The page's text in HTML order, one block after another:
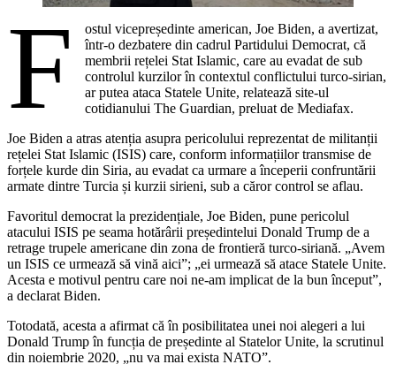
F
ostul vicepreședinte american, Joe Biden, a avertizat,
într-o dezbatere din cadrul Partidului Democrat, că
membrii rețelei Stat Islamic, care au evadat de sub
controlul kurzilor în contextul conflictului turco-sirian,
ar putea ataca Statele Unite, relatează site-ul
cotidianului The Guardian, preluat de Mediafax.
Joe Biden a atras atenția asupra pericolului reprezentat de militanții
rețelei Stat Islamic (ISIS) care, conform informațiilor transmise de
forțele kurde din Siria, au evadat ca urmare a începerii confruntării
armate dintre Turcia și kurzii sirieni, sub a căror control se aflau.
Favoritul democrat la prezidențiale, Joe Biden, pune pericolul
atacului ISIS pe seama hotărârii președintelui Donald Trump de a
retrage trupele americane din zona de frontieră turco-siriană. „Avem
un ISIS ce urmează să vină aici”; „ei urmează să atace Statele Unite.
Acesta e motivul pentru care noi ne-am implicat de la bun început”,
a declarat Biden.
Totodată, acesta a afirmat că în posibilitatea unei noi alegeri a lui
Donald Trump în funcția de președinte al Statelor Unite, la scrutinul
din noiembrie 2020, „nu va mai exista NATO”.